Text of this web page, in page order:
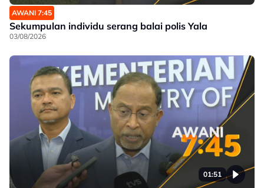
AWANI 7:45
Sekumpulan individu serang balai polis Yala
03/08/2026
01:51